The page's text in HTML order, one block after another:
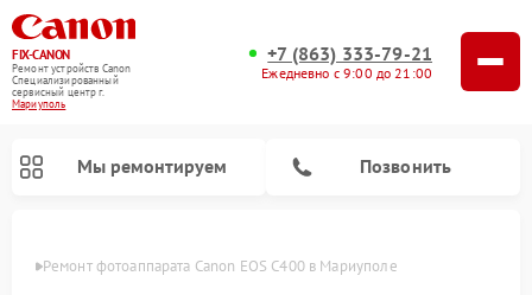
FIX-CANON
Ремонт устройств Canon
Специализированный
cервисный центр г.
Мариуполь
+7 (863) 333-79-21
Ежедневно с 9:00 до 21:00
Мы ремонтируем Позвонить
Ремонт фотоаппарата Canon EOS C400 в Мариуполе